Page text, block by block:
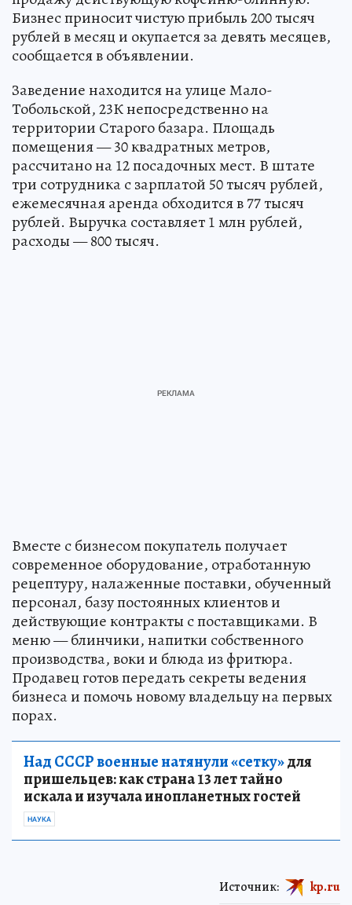
Бизнес приносит чистую прибыль 200 тысяч
рублей в месяц и окупается за девять месяцев,
сообщается в объявлении.
Заведение находится на улице Мало-
Тобольской, 23К непосредственно на
территории Старого базара. Площадь
помещения — 30 квадратных метров,
рассчитано на 12 посадочных мест. В штате
три сотрудника с зарплатой 50 тысяч рублей,
ежемесячная аренда обходится в 77 тысяч
рублей. Выручка составляет 1 млн рублей,
расходы — 800 тысяч.
Вместе с бизнесом покупатель получает
современное оборудование, отработанную
рецептуру, налаженные поставки, обученный
персонал, базу постоянных клиентов и
действующие контракты с поставщиками. В
меню — блинчики, напитки собственного
производства, воки и блюда из фритюра.
Продавец готов передать секреты ведения
бизнеса и помочь новому владельцу на первых
порах.
Над СССР военные натянули «сетку»для
пришельцев: как страна 13 лет тайно
искала и изучала инопланетных гостей
НАУКА
Источник: kp.ru